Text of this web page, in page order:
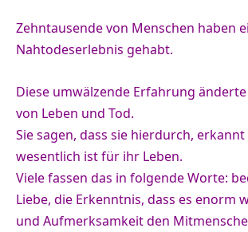
Zehntausende von Menschen haben
Nahtodeserlebnis gehabt.
Diese umwälzende Erfahrung
von Leben und Tod.
Sie sagen, dass sie hierdurch,
wesentlich ist für ihr Leben.
Viele fassen das in folgende Worte:
Liebe, die Erkenntnis, dass es enorm
und Aufmerksamkeit den